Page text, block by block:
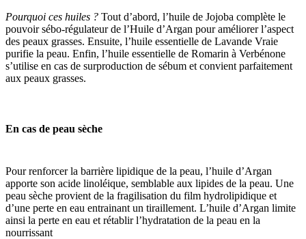
Pourquoi ces huiles ? Tout d’abord, l’huile de Jojoba complète le
pouvoir sébo-régulateur de l’Huile d’Argan pour améliorer l’aspect
des peaux grasses. Ensuite, l’huile essentielle de Lavande Vraie
purifie la peau. Enfin, l’huile essentielle de Romarin à Verbénone
s’utilise en cas de surproduction de sébum et convient parfaitement
aux peaux grasses.
En cas de peau sèche
Pour renforcer la barrière lipidique de la peau, l’huile d’Argan
apporte son acide linoléique, semblable aux lipides de la peau. Une
peau sèche provient de la fragilisation du film hydrolipidique et
d’une perte en eau entrainant un tiraillement. L’huile d’Argan limite
ainsi la perte en eau et rétablir l’hydratation de la peau en la
nourrissant